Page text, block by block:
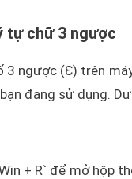
tự chữ 3 ngược
ngược (Ɛ) trên
đang sử dụng.
+ R` để mở hộp